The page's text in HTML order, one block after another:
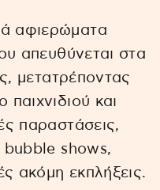
αφιερώματα
απευθύνεται στα
μετατρέποντας
και
παραστάσεις,
bubble shows,
ακόμη εκπλήξεις.